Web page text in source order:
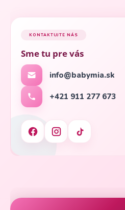
KONTAKTUJTE NÁS
Sme tu pre vás
info@babymia.sk
+421 911 277 673